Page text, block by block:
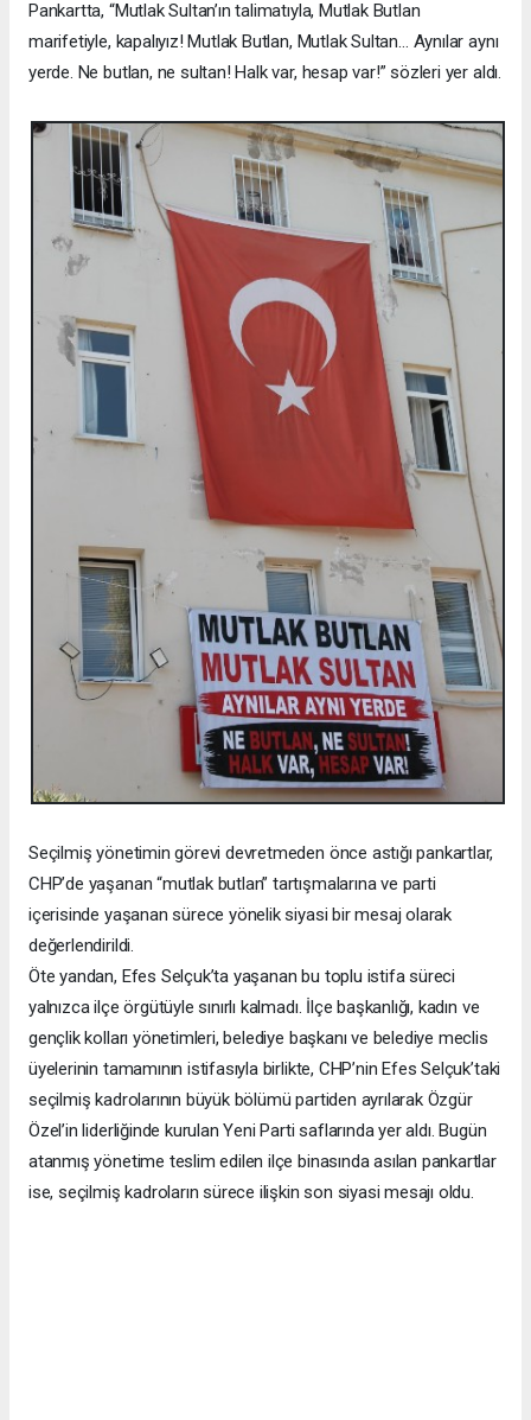
Pankartta, “Mutlak Sultan’ın talimatıyla, Mutlak Butlan
marifetiyle, kapalıyız! Mutlak Butlan, Mutlak Sultan… Aynılar aynı
yerde. Ne butlan, ne sultan! Halk var, hesap var!” sözleri yer aldı.
Seçilmiş yönetimin görevi devretmeden önce astığı pankartlar,
CHP’de yaşanan “mutlak butlan” tartışmalarına ve parti
içerisinde yaşanan sürece yönelik siyasi bir mesaj olarak
değerlendirildi.
Öte yandan, Efes Selçuk’ta yaşanan bu toplu istifa süreci
yalnızca ilçe örgütüyle sınırlı kalmadı. İlçe başkanlığı, kadın ve
gençlik kolları yönetimleri, belediye başkanı ve belediye meclis
üyelerinin tamamının istifasıyla birlikte, CHP’nin Efes Selçuk’taki
seçilmiş kadrolarının büyük bölümü partiden ayrılarak Özgür
Özel’in liderliğinde kurulan Yeni Parti saflarında yer aldı. Bugün
atanmış yönetime teslim edilen ilçe binasında asılan pankartlar
ise, seçilmiş kadroların sürece ilişkin son siyasi mesajı oldu.